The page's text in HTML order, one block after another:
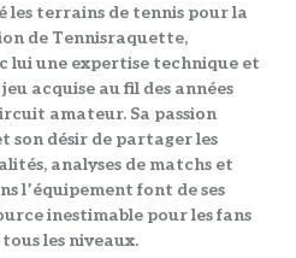
terrains de tennis pour la
de Tennisraquette,
lui une expertise technique et
acquise au fil des années
amateur. Sa passion
son désir de partager les
analyses de matchs et
l’équipement font de ses
inestimable pour les fans
les niveaux.